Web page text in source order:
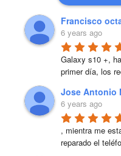
Francisco
6 years ago
Galaxy s10 +,
primer día, los
Jose Antonio
6 years ago
, mientra me
reparado el